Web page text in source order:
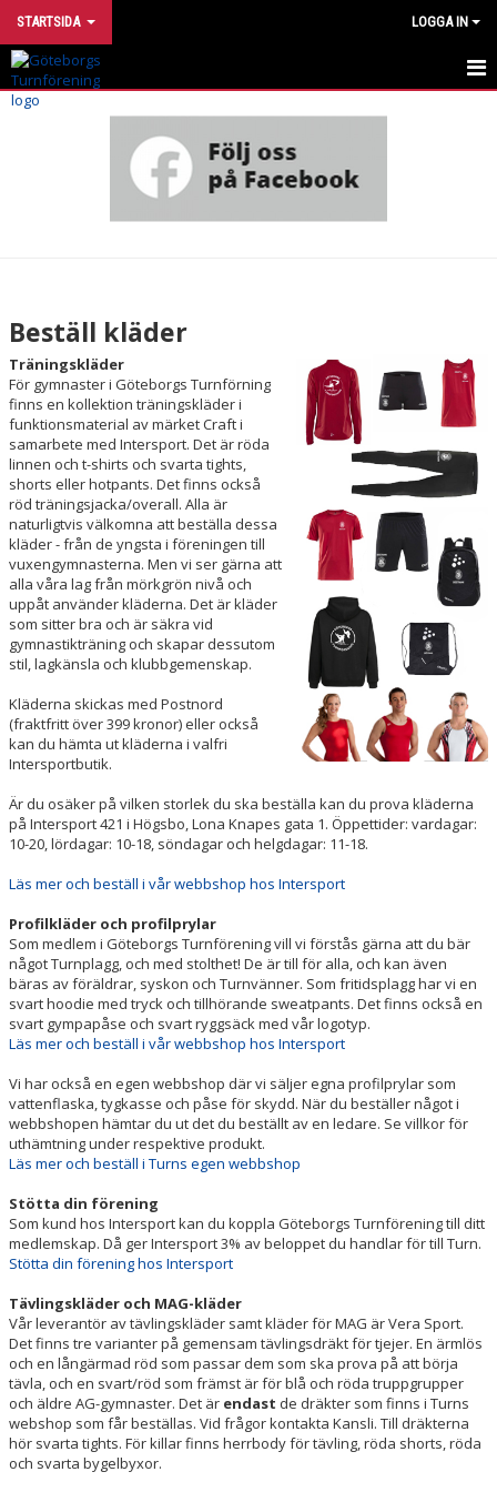
STARTSIDA LOGGA IN
INTRESSEANMÄLAN
UTVECKLINGSMODELL
STÖTTA TURN
FÖR DIG SOM ÄR MEDLEM
STADGAR OCH STYRELSE
VÄRDEGRUND
MEDLEMSAVGIFTER
FÖRSÄKRINGAR
KÖPES/SÄLJES
VILL DU BLI LEDARE?
DOKUMENT
FÖR DIG SOM ÄR LEDARE
HALLSCHEMA VT2026
MAJVOLTEN
Beställ kläder
Träningskläder
För gymnaster i Göteborgs Turnförning
finns en kollektion träningskläder i
funktionsmaterial av märket Craft i
samarbete med Intersport. Det är röda
linnen och t-shirts och svarta tights,
shorts eller hotpants. Det finns också
röd träningsjacka/overall. Alla är
naturligtvis välkomna att beställa dessa
kläder - från de yngsta i föreningen till
vuxengymnasterna. Men vi ser gärna att
alla våra lag från mörkgrön nivå och
uppåt använder kläderna. Det är kläder
som sitter bra och är säkra vid
gymnastikträning och skapar dessutom
stil, lagkänsla och klubbgemenskap.
Kläderna skickas med Postnord
(fraktfritt över 399 kronor) eller också
kan du hämta ut kläderna i valfri
Intersportbutik.
Är du osäker på vilken storlek du ska beställa kan du prova kläderna
på Intersport 421 i Högsbo, Lona Knapes gata 1. Öppettider: vardagar:
10-20, lördagar: 10-18, söndagar och helgdagar: 11-18.
Läs mer och beställ i vår webbshop hos Intersport
Profilkläder och profilprylar
Som medlem i Göteborgs Turnförening vill vi förstås gärna att du bär
något Turnplagg, och med stolthet! De är till för alla, och kan även
bäras av föräldrar, syskon och Turnvänner. Som fritidsplagg har vi en
svart hoodie med tryck och tillhörande sweatpants. Det finns också en
svart gympapåse och svart ryggsäck med vår logotyp.
Läs mer och beställ i vår webbshop hos Intersport
Vi har också en egen webbshop där vi säljer egna profilprylar som
vattenflaska, tygkasse och påse för skydd. När du beställer något i
webbshopen hämtar du ut det du beställt av en ledare. Se villkor för
uthämtning under respektive produkt.
Läs mer och beställ i Turns egen webbshop
Stötta din förening
Som kund hos Intersport kan du koppla Göteborgs Turnförening till ditt
medlemskap. Då ger Intersport 3% av beloppet du handlar för till Turn.
Stötta din förening hos Intersport
Tävlingskläder och MAG-kläder
Vår leverantör av tävlingskläder samt kläder för MAG är Vera Sport.
Det finns tre varianter på gemensam tävlingsdräkt för tjejer. En ärmlös
och en långärmad röd som passar dem som ska prova på att börja
tävla, och en svart/röd som främst är för blå och röda truppgrupper
och äldre AG-gymnaster. Det är endast de dräkter som finns i Turns
webshop som får beställas. Vid frågor kontakta Kansli. Till dräkterna
hör svarta tights. För killar finns herrbody för tävling, röda shorts, röda
och svarta bygelbyxor.